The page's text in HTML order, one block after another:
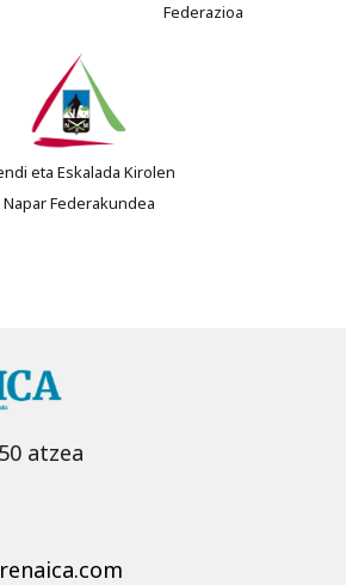
Federazioa
eta Eskalada Kirolen
Napar Federakundea
atzea